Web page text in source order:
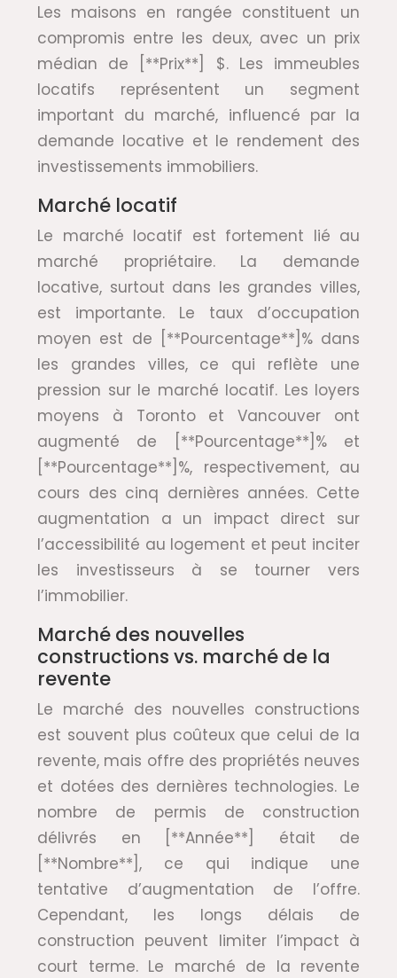
Les maisons en rangée constituent un
compromis entre les deux, avec un prix
médian de [**Prix**] $. Les immeubles
locatifs représentent un segment
important du marché, influencé par la
demande locative et le rendement des
investissements immobiliers.
Marché locatif
Le marché locatif est fortement lié au
marché propriétaire. La demande
locative, surtout dans les grandes villes,
est importante. Le taux d’occupation
moyen est de [**Pourcentage**]% dans
les grandes villes, ce qui reflète une
pression sur le marché locatif. Les loyers
moyens à Toronto et Vancouver ont
augmenté de [**Pourcentage**]% et
[**Pourcentage**]%, respectivement, au
cours des cinq dernières années. Cette
augmentation a un impact direct sur
l’accessibilité au logement et peut inciter
les investisseurs à se tourner vers
l’immobilier.
Marché des nouvelles
constructions vs. marché de la
revente
Le marché des nouvelles constructions
est souvent plus coûteux que celui de la
revente, mais offre des propriétés neuves
et dotées des dernières technologies. Le
nombre de permis de construction
délivrés en [**Année**] était de
[**Nombre**], ce qui indique une
tentative d’augmentation de l’offre.
Cependant, les longs délais de
construction peuvent limiter l’impact à
court terme. Le marché de la revente